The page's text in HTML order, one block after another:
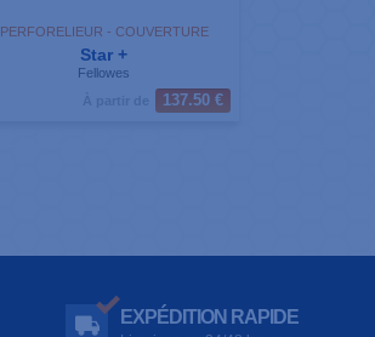
PERFORELIEUR - COUVERTURE
Star +
Fellowes
137.50 €
EXPÉDITION RAPIDE